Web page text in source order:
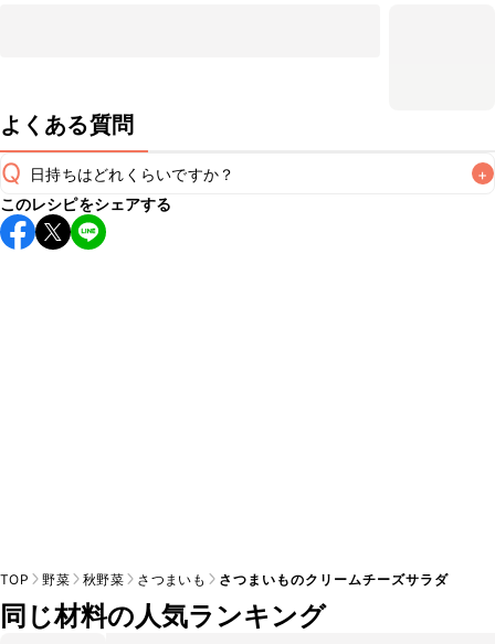
よくある質問
Q 日持ちはどれくらいですか？ +
保存期間は冷蔵で当日中が目安です。なるべくお早めにお召
し上がりください。
このレシピをシェアする
TOP 野菜 秋野菜 さつまいも さつまいものクリームチーズサラダ
同じ材料の人気ランキング